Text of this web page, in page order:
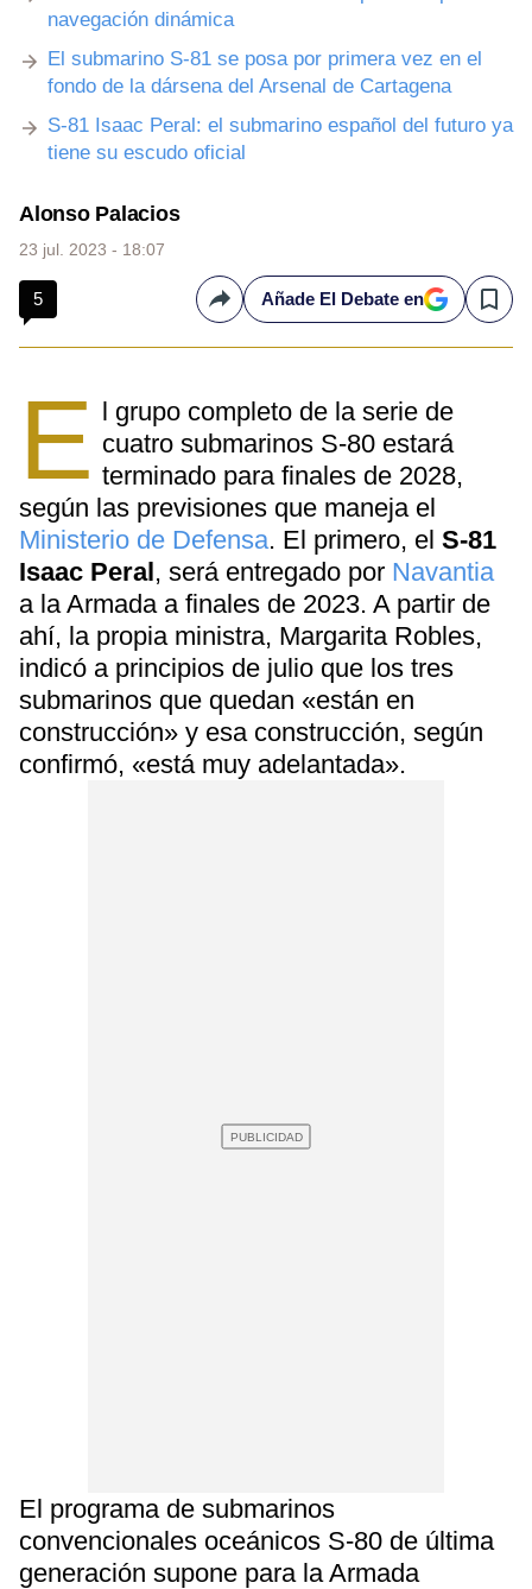
navegación dinámica
El submarino S-81 se posa por primera vez en el
fondo de la dársena del Arsenal de Cartagena
S-81 Isaac Peral: el submarino español del futuro ya
tiene su escudo oficial
Alonso Palacios
23 jul. 2023 - 18:07
5 CompartirAñade El Debate en Save
E l grupo completo de la serie de
cuatro submarinos S-80 estará
terminado para finales de 2028,
según las previsiones que maneja el
Ministerio de Defensa. El primero, el S-81
Isaac Peral, será entregado por Navantia
a la Armada a finales de 2023. A partir de
ahí, la propia ministra, Margarita Robles,
indicó a principios de julio que los tres
submarinos que quedan «están en
construcción» y esa construcción, según
confirmó, «está muy adelantada».
El programa de submarinos
convencionales oceánicos S-80 de última
generación supone para la Armada